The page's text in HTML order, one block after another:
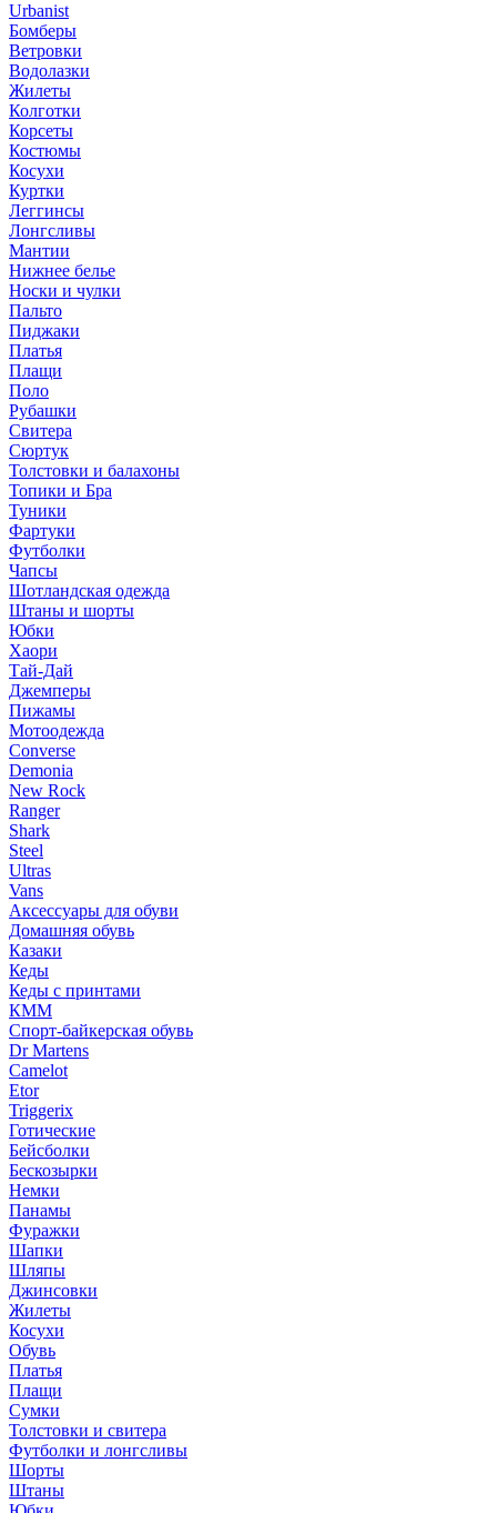
Urbanist
Бомберы
Ветровки
Водолазки
Жилеты
Колготки
Корсеты
Костюмы
Косухи
Куртки
Леггинсы
Лонгсливы
Мантии
Нижнее белье
Носки и чулки
Пальто
Пиджаки
Платья
Плащи
Поло
Рубашки
Свитера
Сюртук
Толстовки и балахоны
Топики и Бра
Туники
Фартуки
Футболки
Чапсы
Шотландская одежда
Штаны и шорты
Юбки
Хаори
Тай-Дай
Джемперы
Пижамы
Мотоодежда
Converse
Demonia
New Rock
Ranger
Shark
Steel
Ultras
Vans
Аксессуары для обуви
Домашняя обувь
Казаки
Кеды
Кеды с принтами
КММ
Спорт-байкерская обувь
Dr Martens
Camelot
Etor
Triggerix
Готические
Бейсболки
Бескозырки
Немки
Панамы
Фуражки
Шапки
Шляпы
Джинсовки
Жилеты
Косухи
Обувь
Платья
Плащи
Сумки
Толстовки и свитера
Футболки и лонгсливы
Шорты
Штаны